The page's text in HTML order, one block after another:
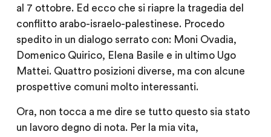
al 7 ottobre. Ed ecco che si riapre la tragedia del
conflitto arabo-israelo-palestinese. Procedo
spedito in un dialogo serrato con: Moni Ovadia,
Domenico Quirico, Elena Basile e in ultimo Ugo
Mattei. Quattro posizioni diverse, ma con alcune
prospettive comuni molto interessanti.
Ora, non tocca a me dire se tutto questo sia stato
un lavoro degno di nota. Per la mia vita,